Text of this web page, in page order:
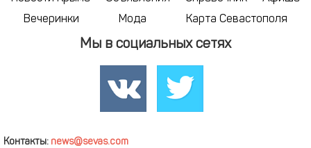
Вечеринки
Мода Карта Севастополя
Мы в социальных сетях
Контакты: news@sevas.com